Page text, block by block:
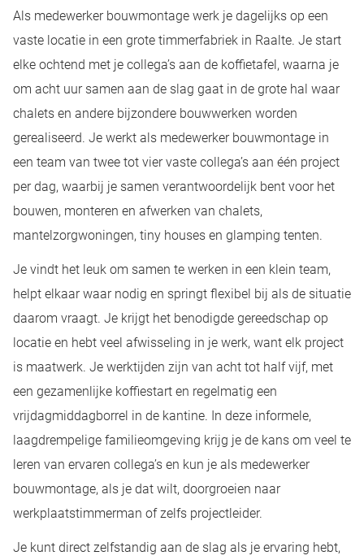
Als medewerker bouwmontage werk je dagelijks op een
vaste locatie in een grote timmerfabriek in Raalte. Je start
elke ochtend met je collega’s aan de koffietafel, waarna je
om acht uur samen aan de slag gaat in de grote hal waar
chalets en andere bijzondere bouwwerken worden
gerealiseerd. Je werkt als medewerker bouwmontage in
een team van twee tot vier vaste collega’s aan één project
per dag, waarbij je samen verantwoordelijk bent voor het
bouwen, monteren en afwerken van chalets,
mantelzorgwoningen, tiny houses en glamping tenten.
Je vindt het leuk om samen te werken in een klein team,
helpt elkaar waar nodig en springt flexibel bij als de situatie
daarom vraagt. Je krijgt het benodigde gereedschap op
locatie en hebt veel afwisseling in je werk, want elk project
is maatwerk. Je werktijden zijn van acht tot half vijf, met
een gezamenlijke koffiestart en regelmatig een
vrijdagmiddagborrel in de kantine. In deze informele,
laagdrempelige familieomgeving krijg je de kans om veel te
leren van ervaren collega’s en kun je als medewerker
bouwmontage, als je dat wilt, doorgroeien naar
werkplaatstimmerman of zelfs projectleider.
Je kunt direct zelfstandig aan de slag als je ervaring hebt,